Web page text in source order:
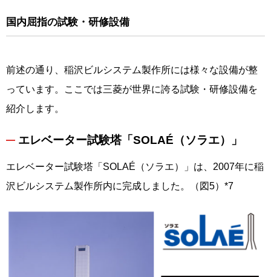
国内屈指の試験・研修設備
前述の通り、稲沢ビルシステム製作所には様々な設備が整
っています。ここでは三菱が世界に誇る試験・研修設備を
紹介します。
エレベーター試験塔「SOLAÉ（ソラエ）」
エレベーター試験塔「SOLAÉ（ソラエ）」は、2007年に稲
沢ビルシステム製作所内に完成しました。（図5）*7